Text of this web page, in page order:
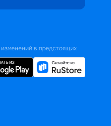
в предстоящих